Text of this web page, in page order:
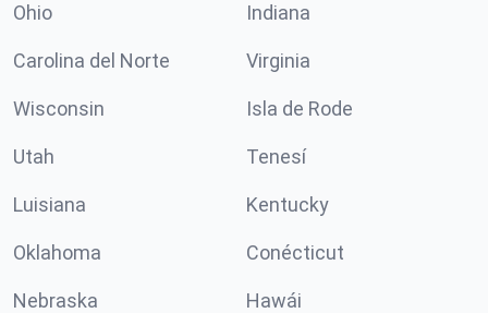
Ohio Indiana
Carolina del Norte Virginia
Wisconsin Isla de Rode
Utah Tenesí
Luisiana Kentucky
Oklahoma Conécticut
Nebraska Hawái